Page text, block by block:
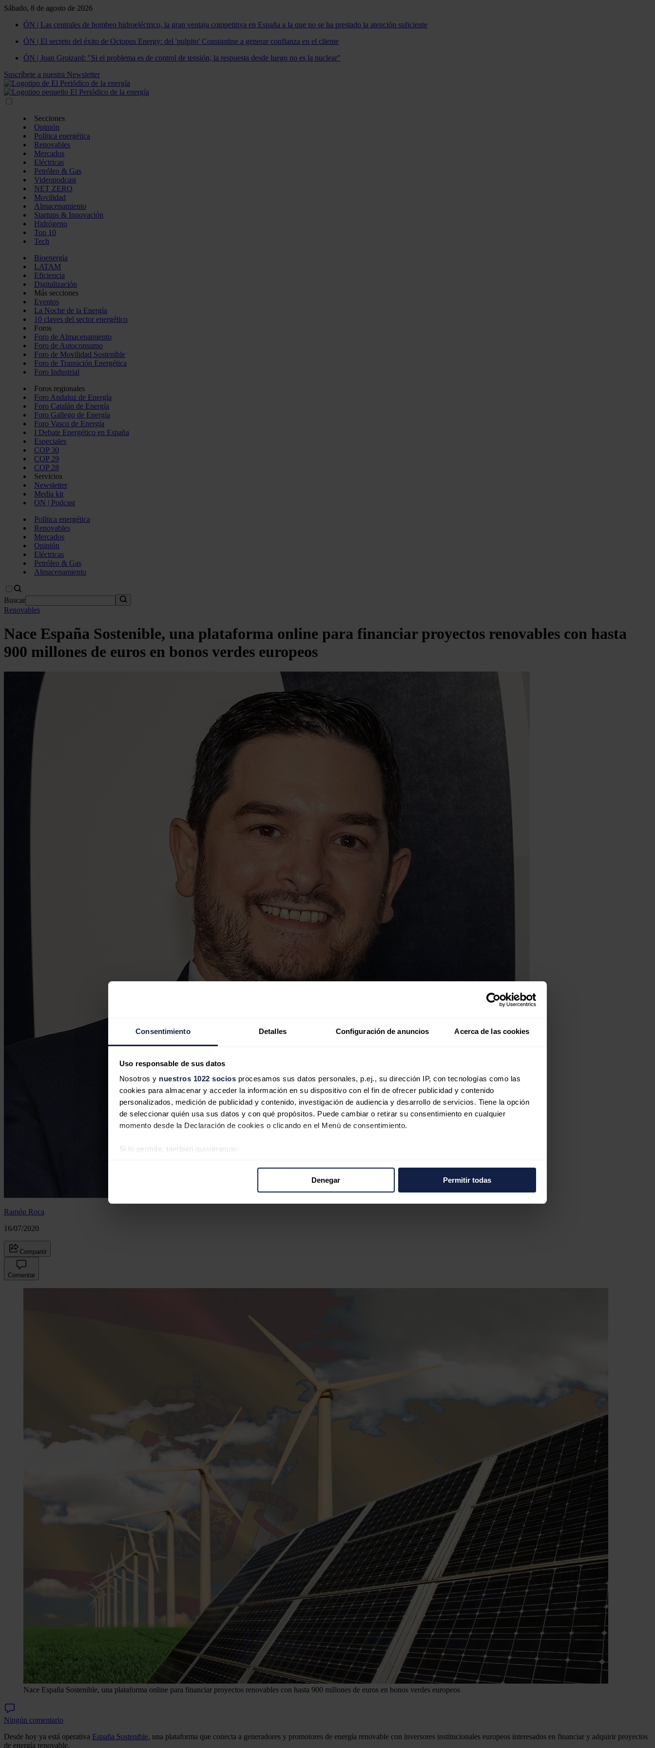
Consentimiento Detalles Configuración de anuncios Acerca de las cookies
Uso responsable de sus datos
Nosotros y nuestros 1022 socios procesamos sus datos personales, p.ej., su dirección IP, con tecnologías como las
cookies para almacenar y acceder la información en su dispositivo con el fin de ofrecer publicidad y contenido
personalizados, medición de publicidad y contenido, investigación de audiencia y desarrollo de servicios. Tiene la opción
de seleccionar quién usa sus datos y con qué propósitos. Puede cambiar o retirar su consentimiento en cualquier
momento desde la Declaración de cookies o clicando en el Menú de consentimiento.
Si lo permite, también quisiéramos:
Denegar Permitir todas
Sábado, 8 de agosto de 2026
ÓN | Las centrales de bombeo hidroeléctrico, la gran ventaja competitiva en España a la que no se ha prestado la atención suficiente
ÓN | El secreto del éxito de Octopus Energy: del 'pulpito' Constantine a generar confianza en el cliente
ÓN | Joan Groizard: "Si el problema es de control de tensión, la respuesta desde luego no es la nuclear"
Suscríbete a nuestra Newsletter
Secciones
Opinión
Política energética
Renovables
Mercados
Eléctricas
Petróleo & Gas
Videopodcast
NET ZERO
Movilidad
Almacenamiento
Startups & Innovación
Hidrógeno
Top 10
Tech
Bioenergía
LATAM
Eficiencia
Digitalización
Más secciones
Eventos
La Noche de la Energía
10 claves del sector energético
Foros
Foro de Almacenamiento
Foro de Autoconsumo
Foro de Movilidad Sostenible
Foro de Transición Energética
Foro Industrial
Foros regionales
Foro Andaluz de Energía
Foro Catalán de Energía
Foro Gallego de Energía
Foro Vasco de Energía
I Debate Energético en España
Especiales
COP 30
COP 29
COP 28
Servicios
Newsletter
Media kit
ON | Podcast
Política energética
Renovables
Mercados
Opinión
Eléctricas
Petróleo & Gas
Almacenamiento
Buscar
Renovables
Nace España Sostenible, una plataforma online para financiar proyectos renovables con hasta
900 millones de euros en bonos verdes europeos
Ramón Roca
16/07/2020
Compartir
Comentar
Nace España Sostenible, una plataforma online para financiar proyectos renovables con hasta 900 millones de euros en bonos verdes europeos
Ningún comentario
Desde hoy ya está operativa España Sostenible, una plataforma que conecta a generadores y promotores de energía renovable con inversores institucionales europeos interesados en financiar y adquirir proyectos
de energía renovable.